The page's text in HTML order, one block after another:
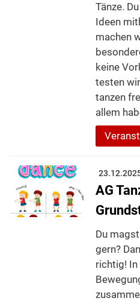
Tänze.
Ideen
machen
keine
testen
tanzen
allem
AG
Du
gern?
richtig! In